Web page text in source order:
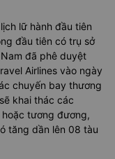
lữ hành đầu tiên
đầu tiên có trụ sở
đã phê duyệt
Airlines vào ngày
chuyến bay thương
khai thác các
tương đương,
tăng dần lên 08 tàu